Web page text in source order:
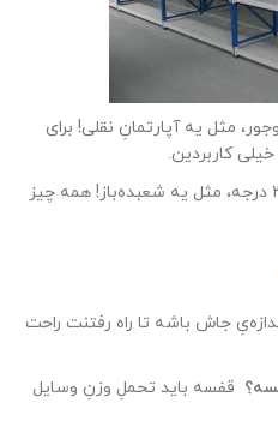
مثل یه آپارتمانِ نقلی! برای
کاربردین.
دسترسیِ 360 درجه، مثل یه شعبده‌باز! همه چیز
جاش باشه تا راه رفتنت راحت
️‍ قفسه باید تحملِ وزنِ وسایل